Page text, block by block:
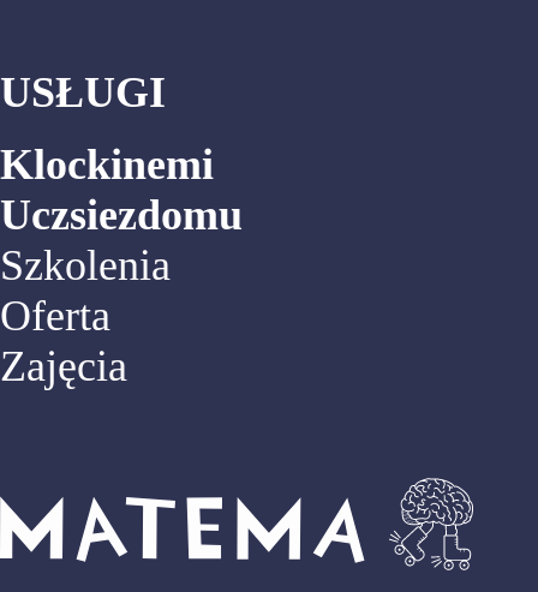
USŁUGI
Klockinemi
Uczsiezdomu
Szkolenia
Oferta
Zajęcia